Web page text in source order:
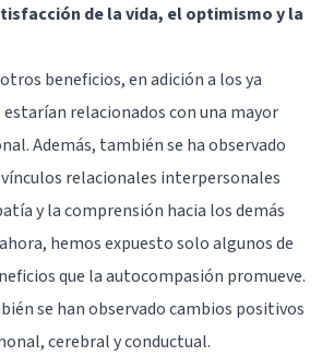
de la vida, el optimismo y la
beneficios, en adición a los ya
estarían relacionados con una mayor
Además, también se ha observado
relacionales interpersonales
y la comprensión hacia los demás
hemos expuesto solo algunos de
que la autocompasión promueve.
se han observado cambios positivos
cerebral y conductual.